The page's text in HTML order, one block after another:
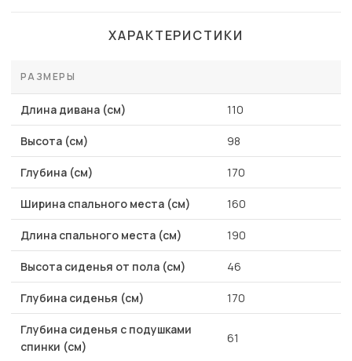
ХАРАКТЕРИСТИКИ
РАЗМЕРЫ
Длина дивана (см) 110
Высота (см) 98
Глубина (см) 170
Ширина спального места (см) 160
Длина спального места (см) 190
Высота сиденья от пола (см) 46
Глубина сиденья (см) 170
Глубина сиденья с подушками
спинки (см)
61